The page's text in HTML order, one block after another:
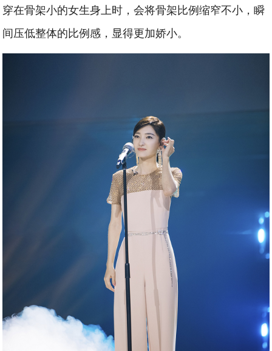
穿在骨架小的女生身上时，会将骨架比例缩窄不小，瞬
间压低整体的比例感，显得更加娇小。